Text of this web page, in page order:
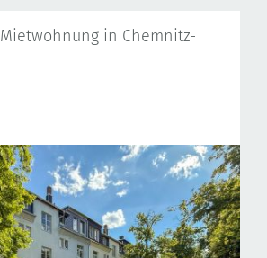
Mietwohnung in Chemnitz-